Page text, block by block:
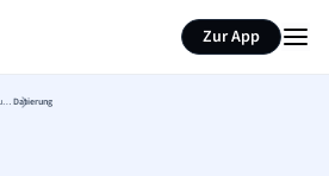
Zur App
Archäologische Methoden und TheorieDatierung